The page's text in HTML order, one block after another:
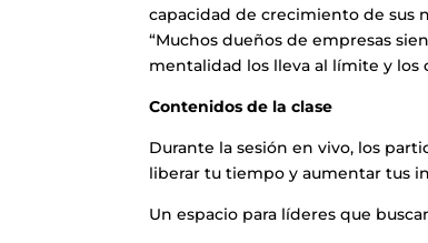
capacidad de crecimiento de sus
“Muchos dueños de empresas
mentalidad los lleva al límite y los
Contenidos de la clase
Durante la sesión en vivo, los
liberar tu tiempo y aumentar tus
Un espacio para líderes que